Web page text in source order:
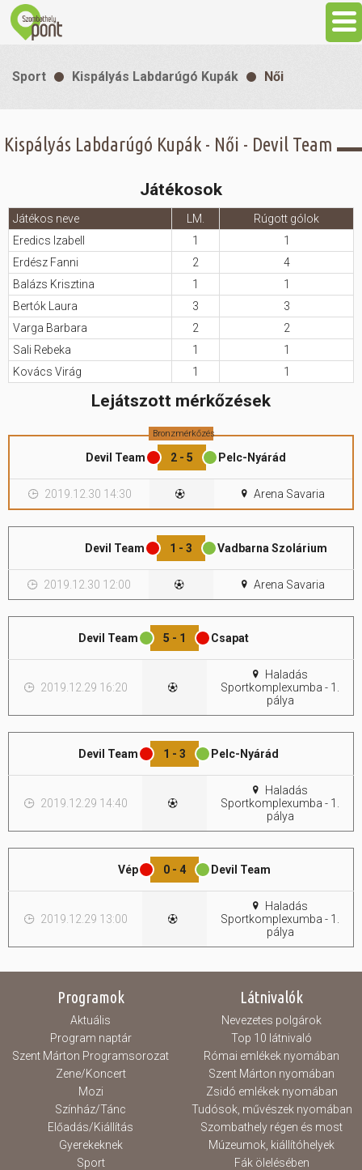
Látnivalók
Gasztronómia
Szállás
Sport
Szabadidő
Hasznos
Sport Kispályás Labdarúgó Kupák Női
Kispályás Labdarúgó Kupák - Női - Devil Team
Játékosok
Játékos neve LM.
Rúgott gólok
Eredics Izabell
1
1
Erdész Fanni
2
4
Balázs Krisztina
1
1
Bertók Laura
3
3
Varga Barbara
2
2
Sali Rebeka
1
1
Kovács Virág
1 1
Lejátszott mérkőzések
Devil Team
Bronzmérkőzés
2 - 5 Pelc-Nyárád
2019.12.30 14:30 Arena Savaria
Devil Team 1 - 3 Vadbarna Szolárium
2019.12.30 12:00 Arena Savaria
Devil Team 5 - 1 Csapat
2019.12.29 16:20
Haladás
Sportkomplexumba - 1.
pálya
Devil Team 1 - 3 Pelc-Nyárád
2019.12.29 14:40
Haladás
Sportkomplexumba - 1.
pálya
Vép 0 - 4 Devil Team
2019.12.29 13:00
Haladás
Sportkomplexumba - 1.
pálya
Programok
Aktuális
Program naptár
Szent Márton Programsorozat
Zene/Koncert
Mozi
Színház/Tánc
Előadás/Kiállítás
Gyerekeknek
Sport
Látnivalók
Nevezetes polgárok
Top 10 látnivaló
Római emlékek nyomában
Szent Márton nyomában
Zsidó emlékek nyomában
Tudósok, művészek nyomában
Szombathely régen és most
Múzeumok, kiállítóhelyek
Fák ölelésében